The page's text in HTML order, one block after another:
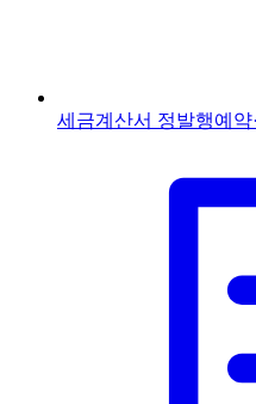
세금계산서 정발행예